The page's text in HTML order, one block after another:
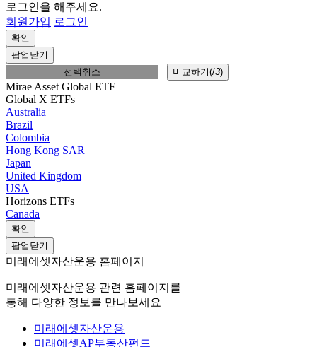
로그인을 해주세요.
회원가입 로그인
확인
팝업닫기
선택취소
비교하기(/3)
Mirae Asset Global ETF
Global X ETFs
Australia
Brazil
Colombia
Hong Kong SAR
Japan
United Kingdom
USA
Horizons ETFs
Canada
확인
팝업닫기
미래에셋자산운용 홈페이지
미래에셋자산운용 관련 홈페이지를
통해 다양한 정보를 만나보세요
미래에셋자산운용
미래에셋AP부동산펀드